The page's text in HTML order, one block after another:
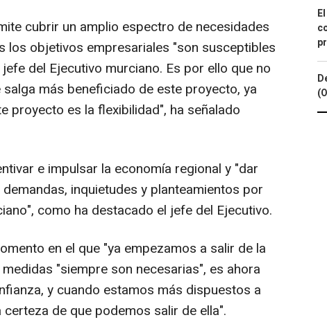
cubrir un amplio espectro de necesidades
los objetivos empresariales "son susceptibles
del Ejecutivo murciano. Es por ello que no
más beneficiado de este proyecto, ya
proyecto es la flexibilidad", ha señalado
e impulsar la economía regional y "dar
inquietudes y planteamientos por
como ha destacado el jefe del Ejecutivo.
en el que "ya empezamos a salir de la
"siempre son necesarias", es ahora
y cuando estamos más dispuestos a
de que podemos salir de ella".